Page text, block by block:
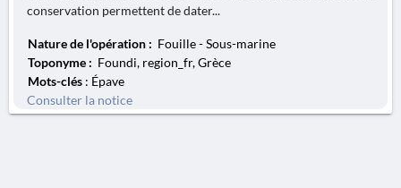
conservation permettent de dater...
Nature de l'opération : Fouille - Sous-marine
Toponyme : Foundi, region_fr, Grèce
Mots-clés : Épave
Consulter la notice